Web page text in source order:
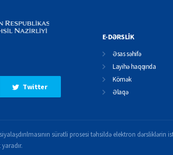
Twitter
E-DƏRSLİK
Əsas səhifə
Layihə haqqında
Kömək
Əlaqə
sürətli prosesi təhsildə elektron